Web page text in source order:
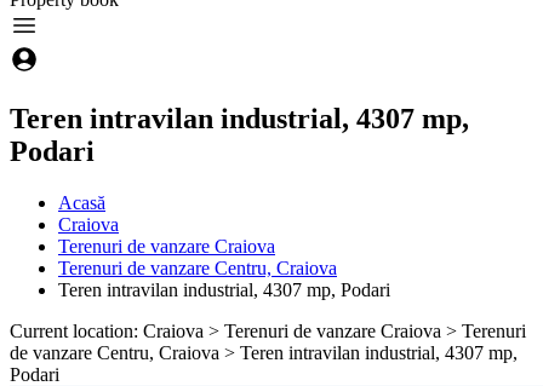
Teren intravilan industrial, 4307 mp,
Podari
Acasă
Craiova
Terenuri de vanzare Craiova
Terenuri de vanzare Centru, Craiova
Teren intravilan industrial, 4307 mp, Podari
Current location: Craiova > Terenuri de vanzare Craiova > Terenuri
de vanzare Centru, Craiova > Teren intravilan industrial, 4307 mp,
Podari